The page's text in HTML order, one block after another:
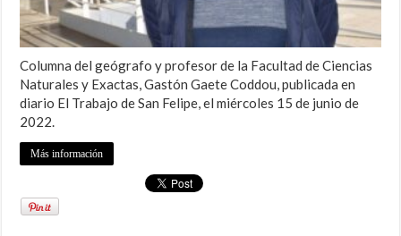
Columna del geógrafo y profesor de la Facultad de Ciencias
Naturales y Exactas, Gastón Gaete Coddou, publicada en
diario El Trabajo de San Felipe, el miércoles 15 de junio de
2022.
Más información